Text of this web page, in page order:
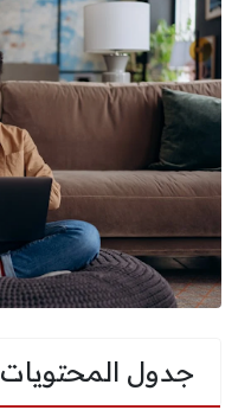
جدول المحتويات